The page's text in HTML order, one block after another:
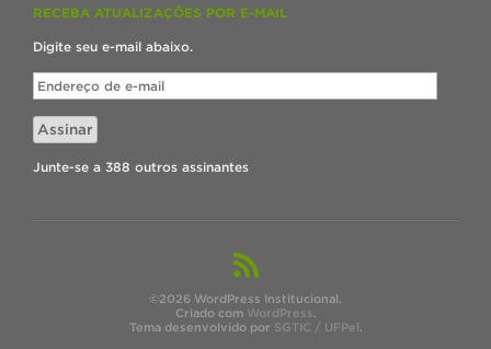
RECEBA ATUALIZAÇÕES POR E-MAIL
Digite seu e-mail abaixo.
Endereço
de
e-
mail
Assinar
Junte-se a 388 outros assinantes
©2026 WordPress Institucional.
Criado com WordPress.
Tema desenvolvido por SGTIC / UFPel.